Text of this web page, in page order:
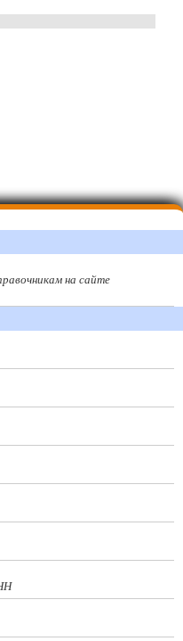
на сайте